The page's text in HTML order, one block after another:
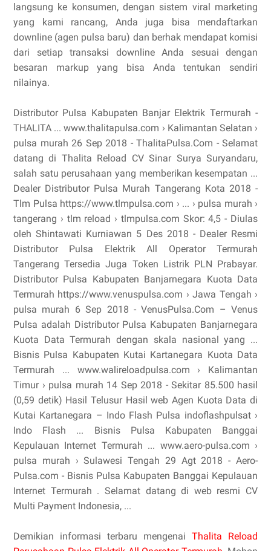
langsung ke konsumen, dengan sistem viral marketing
yang kami rancang, Anda juga bisa mendaftarkan
downline (agen pulsa baru) dan berhak mendapat komisi
dari setiap transaksi downline Anda sesuai dengan
besaran markup yang bisa Anda tentukan sendiri
nilainya.
Distributor Pulsa Kabupaten Banjar Elektrik Termurah -
THALITA ... www.thalitapulsa.com › Kalimantan Selatan ›
pulsa murah 26 Sep 2018 - ThalitaPulsa.Com - Selamat
datang di Thalita Reload CV Sinar Surya Suryandaru,
salah satu perusahaan yang memberikan kesempatan ...
Dealer Distributor Pulsa Murah Tangerang Kota 2018 -
Tlm Pulsa https://www.tlmpulsa.com › ... › pulsa murah ›
tangerang › tlm reload › tlmpulsa.com Skor: 4,5 - ‎Diulas
oleh Shintawati Kurniawan 5 Des 2018 - Dealer Resmi
Distributor Pulsa Elektrik All Operator Termurah
Tangerang Tersedia Juga Token Listrik PLN Prabayar.
Distributor Pulsa Kabupaten Banjarnegara Kuota Data
Termurah https://www.venuspulsa.com › Jawa Tengah ›
pulsa murah 6 Sep 2018 - VenusPulsa.Com – Venus
Pulsa adalah Distributor Pulsa Kabupaten Banjarnegara
Kuota Data Termurah dengan skala nasional yang ...
Bisnis Pulsa Kabupaten Kutai Kartanegara Kuota Data
Termurah ... www.walireloadpulsa.com › Kalimantan
Timur › pulsa murah 14 Sep 2018 - Sekitar 85.500 hasil
(0,59 detik) Hasil Telusur Hasil web Agen Kuota Data di
Kutai Kartanegara – Indo Flash Pulsa indoflashpulsat ›
Indo Flash ... Bisnis Pulsa Kabupaten Banggai
Kepulauan Internet Termurah ... www.aero-pulsa.com ›
pulsa murah › Sulawesi Tengah 29 Agt 2018 - Aero-
Pulsa.com - Bisnis Pulsa Kabupaten Banggai Kepulauan
Internet Termurah . Selamat datang di web resmi CV
Multi Payment Indonesia, ...
Demikian informasi terbaru mengenai Thalita Reload